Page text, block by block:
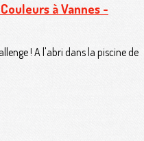
à Vannes -
! A l'abri dans la piscine de